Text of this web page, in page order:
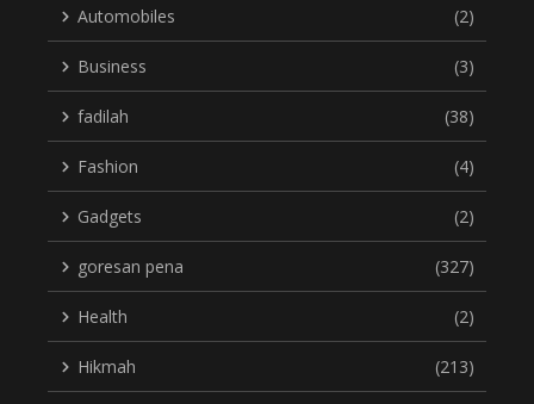
Automobiles (2)
Business (3)
fadilah (38)
Fashion (4)
Gadgets (2)
goresan pena (327)
Health (2)
Hikmah (213)